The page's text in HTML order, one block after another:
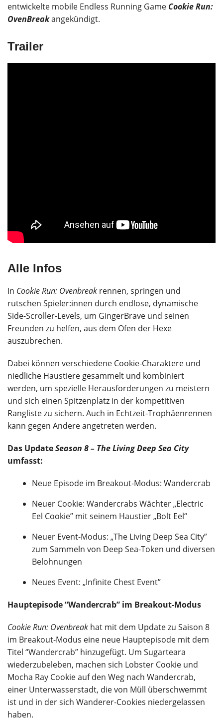
entwickelte mobile Endless Running Game Cookie Run:
OvenBreakangekündigt.
Trailer
Alle Infos
In Cookie Run: Ovenbreak rennen, springen und
rutschen Spieler:innen durch endlose, dynamische
Side-Scroller-Levels, um GingerBrave und seinen
Freunden zu helfen, aus dem Ofen der Hexe
auszubrechen.
Dabei können verschiedene Cookie-Charaktere und
niedliche Haustiere gesammelt und kombiniert
werden, um spezielle Herausforderungen zu meistern
und sich einen Spitzenplatz in der kompetitiven
Rangliste zu sichern. Auch in Echtzeit-Trophäenrennen
kann gegen Andere angetreten werden.
Das UpdateSeason 8 – The Living Deep Sea City
umfasst:
Neue Episode im Breakout-Modus: Wandercrab
Neuer Cookie: Wandercrabs Wächter „Electric
Eel Cookie” mit seinem Haustier „Bolt Eel“
Neuer Event-Modus: „The Living Deep Sea City”
zum Sammeln von Deep Sea-Token und diversen
Belohnungen
Neues Event: „Infinite Chest Event”
Hauptepisode “Wandercrab” im Breakout-Modus
Cookie Run: Ovenbreak hat mit dem Update zu Saison 8
im Breakout-Modus eine neue Hauptepisode mit dem
Titel “Wandercrab” hinzugefügt. Um Sugarteara
wiederzubeleben, machen sich Lobster Cookie und
Mocha Ray Cookie auf den Weg nach Wandercrab,
einer Unterwasserstadt, die von Müll überschwemmt
ist und in der sich Wanderer-Cookies niedergelassen
haben.